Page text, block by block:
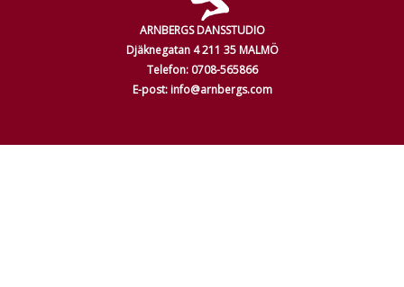
ARNBERGS DANSSTUDIO
Djäknegatan 4 211 35 MALMÖ
Telefon: 0708-565866
E-post: info@arnbergs.com